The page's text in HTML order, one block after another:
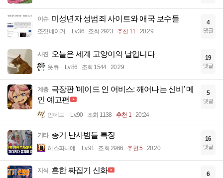
이슈 미성년자 성범죄 사이트와 애국 보수들
조졋네이거 Lv.36 조회 2923 추천 11 20:29
4
댓글
사진 오늘은 세계 고양이의 날입니다
읏큐 Lv.86 조회 1544 20:29
19
댓글
계층 극장판 '메이드 인 어비스: 깨어나는 신비' 메
인 예고편
언데드 Lv.90 조회 1138 추천 1 20:24
5
댓글
기타 총기 난사범들 특징
히스파니에 Lv.91 조회 2966 추천 5 20:20
16
댓글
지식 흔한 짜집기 신화 6